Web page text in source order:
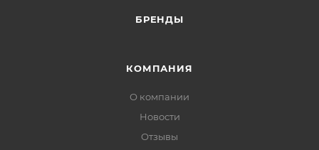
БРЕНДЫ
КОМПАНИЯ
О компании
Новости
Отзывы